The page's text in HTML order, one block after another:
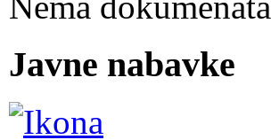
Javne nabavke